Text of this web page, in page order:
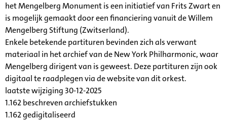
het Mengelberg Monument is een initiatief van Frits Zwart en
is mogelijk gemaakt door een financiering vanuit de Willem
Mengelberg Stiftung (Zwitserland).
Enkele betekende partituren bevinden zich als verwant
materiaal in het archief van de New York Philharmonic, waar
Mengelberg dirigent van is geweest. Deze partituren zijn ook
digitaal te raadplegen via de website van dit orkest.
laatste wijziging 30-12-2025
1.162 beschreven archiefstukken
1.162 gedigitaliseerd